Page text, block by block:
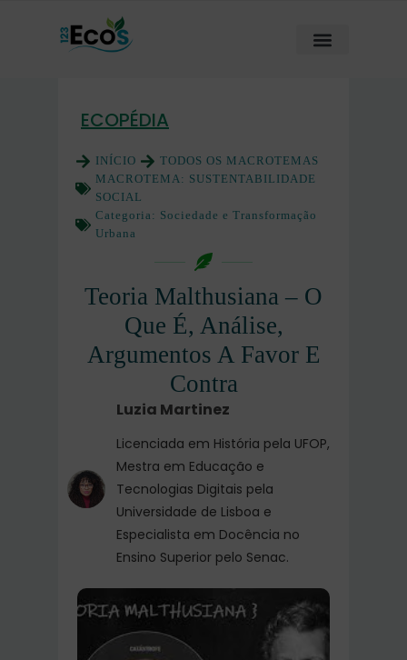
ECOPÉDIA
INÍCIO
TODOS OS MACROTEMAS
MACROTEMA: SUSTENTABILIDADE
SOCIAL
Categoria: Sociedade e Transformação
Urbana
Teoria Malthusiana – O
Que É, Análise,
Argumentos A Favor E
Contra
Luzia Martinez
Licenciada em História pela UFOP,
Mestra em Educação e
Tecnologias Digitais pela
Universidade de Lisboa e
Especialista em Docência no
Ensino Superior pelo Senac.